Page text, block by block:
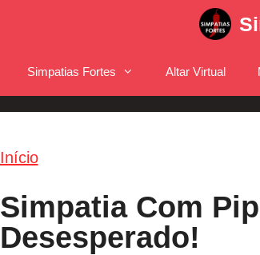
Simpatias Fortes Altar Virtual
Início
Simpatia Com
Desesperado!